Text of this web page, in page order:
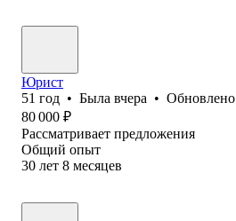
Юрист
51 год • Была вчера • Обновлено
80 000 ₽
Рассматривает предложения
Общий опыт
30 лет 8 месяцев